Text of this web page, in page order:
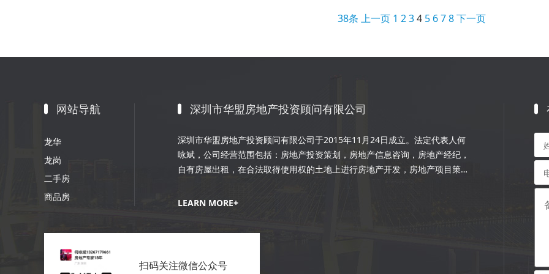
38条 上一页 1 234 5 678下一页
网站导航
龙华
龙岗
二手房
商品房
深圳市华盟房地产投资顾问有限公司
深圳市华盟房地产投资顾问有限公司于2015年11月24日成立。法定代表人何
咏斌，公司经营范围包括：房地产投资策划，房地产信息咨询，房地产经纪，
自有房屋出租，在合法取得使用权的土地上进行房地产开发，房地产项目策
销策划等。
LEARN MORE+
扫码关注微信公众号